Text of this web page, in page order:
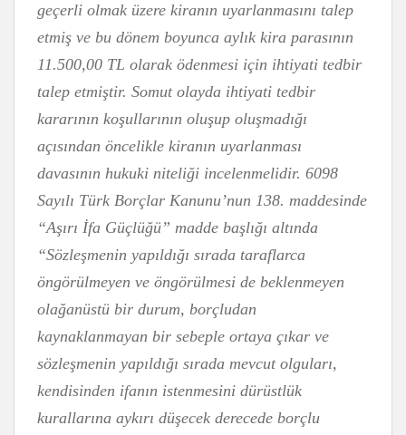
geçerli olmak üzere kiranın uyarlanmasını talep
etmiş ve bu dönem boyunca aylık kira parasının
11.500,00 TL olarak ödenmesi için ihtiyati tedbir
talep etmiştir. Somut olayda ihtiyati tedbir
kararının koşullarının oluşup oluşmadığı
açısından öncelikle kiranın uyarlanması
davasının hukuki niteliği incelenmelidir. 6098
Sayılı Türk Borçlar Kanunu’nun 138. maddesinde
“Aşırı İfa Güçlüğü” madde başlığı altında
“Sözleşmenin yapıldığı sırada taraflarca
öngörülmeyen ve öngörülmesi de beklenmeyen
olağanüstü bir durum, borçludan
kaynaklanmayan bir sebeple ortaya çıkar ve
sözleşmenin yapıldığı sırada mevcut olguları,
kendisinden ifanın istenmesini dürüstlük
kurallarına aykırı düşecek derecede borçlu